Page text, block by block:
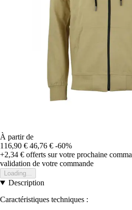
À partir de
116,90 € 46,76 € -60%
+2,34 € offerts sur votre prochaine
validation de votre commande
Loading...
Description
Caractéristiques techniques :